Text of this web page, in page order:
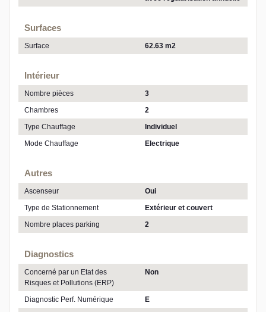
Surfaces
Surface 62.63 m2
Intérieur
Nombre pièces
3
Chambres
2
Type Chauffage
Individuel
Mode Chauffage
Electrique
Autres
Ascenseur
Oui
Type de Stationnement
Extérieur et couvert
Nombre places parking
2
Diagnostics
Concerné par un Etat des
Risques et Pollutions (ERP)
Non
Diagnostic Perf. Numérique
E